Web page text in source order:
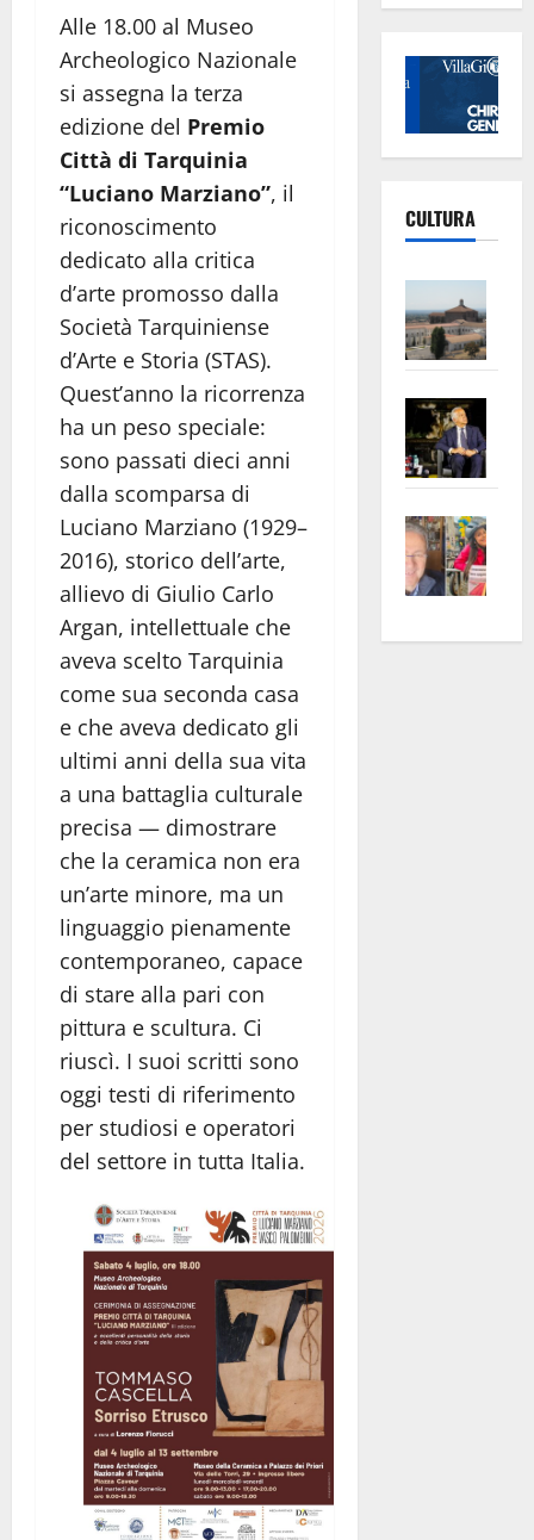
Alle 18.00 al Museo
Archeologico Nazionale
si assegna la terza
edizione del Premio
Città di Tarquinia
“Luciano Marziano”, il
riconoscimento
dedicato alla critica
d’arte promosso dalla
Società Tarquiniense
d’Arte e Storia (STAS).
Quest’anno la ricorrenza
ha un peso speciale:
sono passati dieci anni
dalla scomparsa di
Luciano Marziano (1929–
2016), storico dell’arte,
allievo di Giulio Carlo
Argan, intellettuale che
aveva scelto Tarquinia
come sua seconda casa
e che aveva dedicato gli
ultimi anni della sua vita
a una battaglia culturale
precisa — dimostrare
che la ceramica non era
un’arte minore, ma un
linguaggio pienamente
contemporaneo, capace
di stare alla pari con
pittura e scultura. Ci
riuscì. I suoi scritti sono
oggi testi di riferimento
per studiosi e operatori
del settore in tutta Italia.
CULTURA
euro
apre